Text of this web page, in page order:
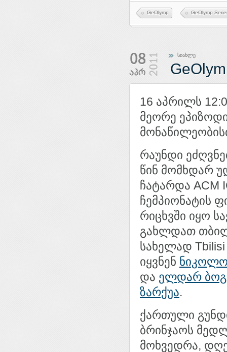
GeOlymp GeOlymp
სიახლე
16 აპრილს
მეორე
რაუნდი
წინ მომხდარ
ჩატარდა ACM
ჩემპიონატის
რიცხვში იყო
გახლდათ
სახელად
იყვნენ
და ელდარ
ზარქუა.
ქართული
ბრინჯაოს
მოხვედრა,